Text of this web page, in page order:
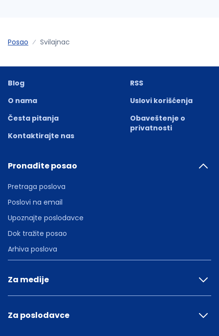
Posao Svilajnac
Blog
O nama
Česta pitanja
Kontaktirajte nas
RSS
Uslovi korišćenja
Obaveštenje o
privatnosti
Pronađite posao
Pretraga poslova
Poslovi na email
Upoznajte poslodavce
Dok tražite posao
Arhiva poslova
Za medije
Za poslodavce